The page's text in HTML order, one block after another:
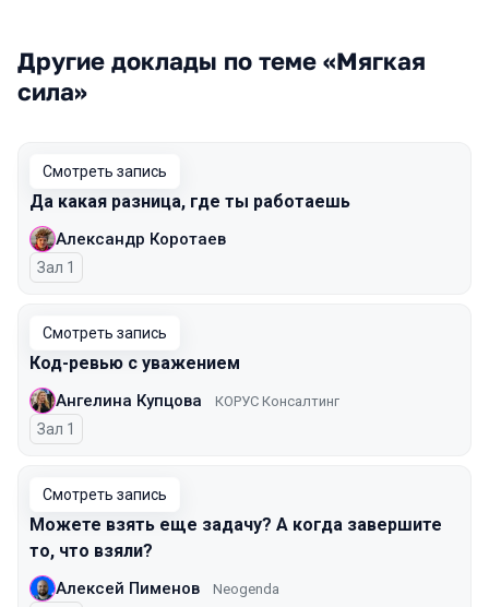
Другие доклады по теме «Мягкая
сила»
Смотреть запись
Да какая разница, где ты работаешь
Александр Коротаев
Зал 1
Смотреть запись
Код-ревью с уважением
Ангелина Купцова КОРУС Консалтинг
Зал 1
Смотреть запись
Можете взять еще задачу? А когда завершите
то, что взяли?
Алексей Пименов Neogenda